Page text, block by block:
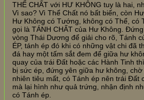
THỂ CHẤT với HƯ KHÔNG tuy là hai,
Vì sao? Vì Thể Chất nó bất biến, còn
Hư Không có Tướng, không có Thể, có
gọi là TÁNH CHẤT của Hư Không.
vòng Thái Dương để giải cho rõ, Tánh
ÉP, tánh ép đó khi có những vật chi đã
đá hay một tấm sắt đem để giữa hư
quay của trái Đất hoặc các Hành Tinh
bị sức ép, đứng yên giữa hư không,
nhiên tiêu mất, có Tánh ép nên trái Đất
mà lại hình như quả trứng, nhận định
có Tánh ép.